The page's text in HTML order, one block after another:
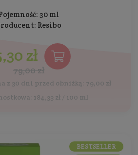
30 ml
Resibo
zł
79,00 zł
z 30 dni przed obniżką: 79,00 zł
184,33 zł / 100 ml
BESTSELLER